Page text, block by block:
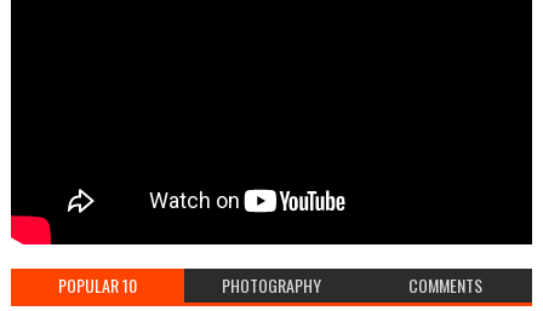
POPULAR 10 PHOTOGRAPHY COMMENTS